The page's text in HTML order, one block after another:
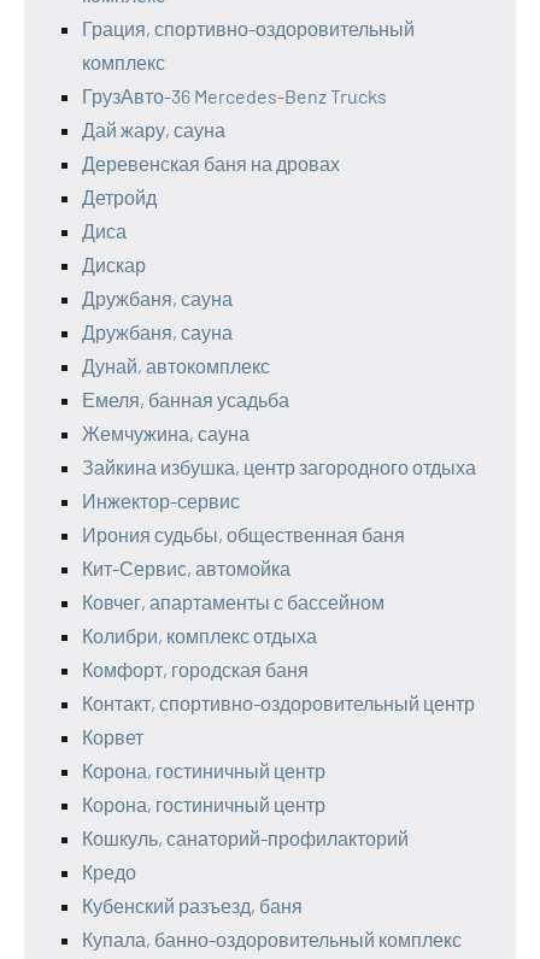
Грация, спортивно-оздоровительный
комплекс
ГрузАвто-36 Mercedes-Benz Trucks
Дай жару, сауна
Деревенская баня на дровах
Детройд
Диса
Дискар
Дружбаня, сауна
Дружбаня, сауна
Дунай, автокомплекс
Емеля, банная усадьба
Жемчужина, сауна
Зайкина избушка, центр загородного отдыха
Инжектор-сервис
Ирония судьбы, общественная баня
Кит-Сервис, автомойка
Ковчег, апартаменты с бассейном
Колибри, комплекс отдыха
Комфорт, городская баня
Контакт, спортивно-оздоровительный центр
Корвет
Корона, гостиничный центр
Корона, гостиничный центр
Кошкуль, санаторий-профилакторий
Кредо
Кубенский разъезд, баня
Купала, банно-оздоровительный комплекс